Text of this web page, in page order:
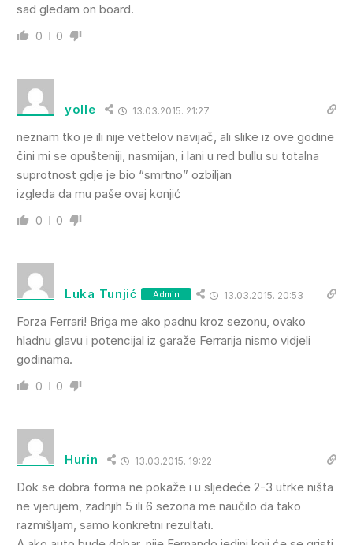
sad gledam on board.
0 0
yolle 13.03.2015. 21:27
neznam tko je ili nije vettelov navijač, ali slike iz ove godine
čini mi se opušteniji, nasmijan, i lani u red bullu su totalna
suprotnost gdje je bio “smrtno” ozbiljan
izgleda da mu paše ovaj konjić
0 0
Luka Tunjić Admin 13.03.2015. 20:53
Forza Ferrari! Briga me ako padnu kroz sezonu, ovako
hladnu glavu i potencijal iz garaže Ferrarija nismo vidjeli
godinama.
0 0
Hurin 13.03.2015. 19:22
Dok se dobra forma ne pokaže i u sljedeće 2-3 utrke ništa
ne vjerujem, zadnjih 5 ili 6 sezona me naučilo da tako
razmišljam, samo konkretni rezultati.